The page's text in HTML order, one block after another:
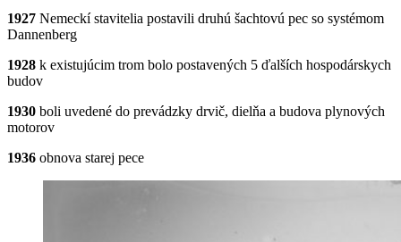
1927 Nemeckí stavitelia postavili druhú šachtovú pec so systémom
Dannenberg
1928 k existujúcim trom bolo postavených 5 ďalších hospodárskych
budov
1930 boli uvedené do prevádzky drvič, dielňa a budova plynových
motorov
1936 obnova starej pece